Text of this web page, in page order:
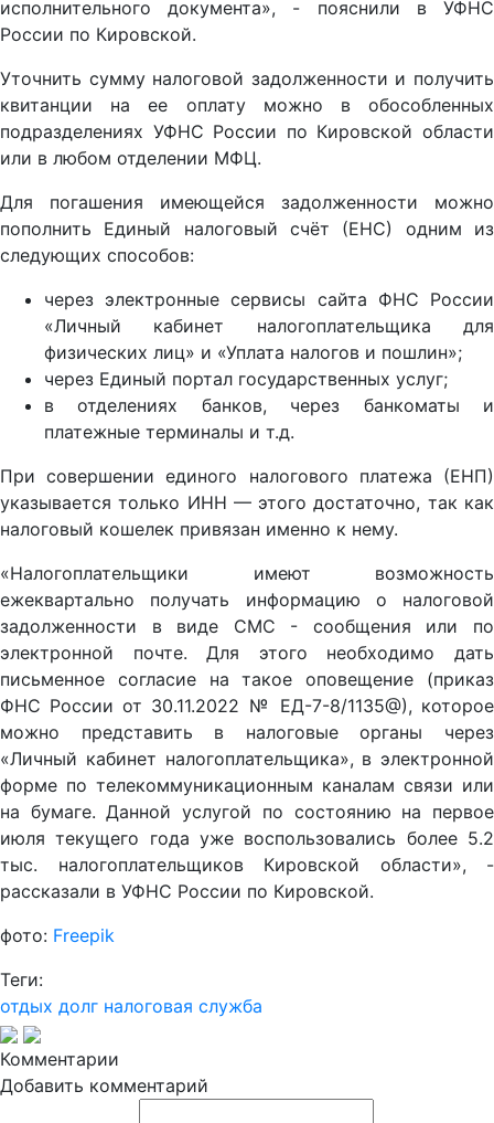
исполнительного документа», - пояснили в УФНС
России по Кировской.
Уточнить сумму налоговой задолженности и получить
квитанции на ее оплату можно в обособленных
подразделениях УФНС России по Кировской области
или в любом отделении МФЦ.
Для погашения имеющейся задолженности можно
пополнить Единый налоговый счёт (ЕНС) одним из
следующих способов:
через электронные сервисы сайта ФНС России
«Личный кабинет налогоплательщика для
физических лиц» и «Уплата налогов и пошлин»;
через Единый портал государственных услуг;
в отделениях банков, через банкоматы и
платежные терминалы и т.д.
При совершении единого налогового платежа (ЕНП)
указывается только ИНН — этого достаточно, так как
налоговый кошелек привязан именно к нему.
«Налогоплательщики имеют возможность
ежеквартально получать информацию о налоговой
задолженности в виде СМС - сообщения или по
электронной почте. Для этого необходимо дать
письменное согласие на такое оповещение (приказ
ФНС России от 30.11.2022 № ЕД-7-8/1135@), которое
можно представить в налоговые органы через
«Личный кабинет налогоплательщика», в электронной
форме по телекоммуникационным каналам связи или
на бумаге. Данной услугой по состоянию на первое
июля текущего года уже воспользовались более 5.2
тыс. налогоплательщиков Кировской области», -
рассказали в УФНС России по Кировской.
фото: Freepik
Теги:
отдых долг налоговая служба
Комментарии
Добавить комментарий